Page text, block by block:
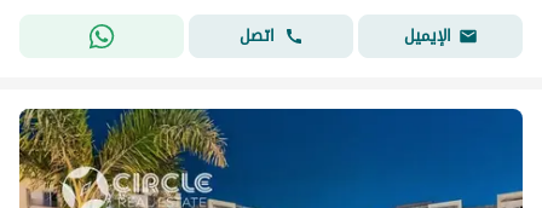
الإيميل
اتصل